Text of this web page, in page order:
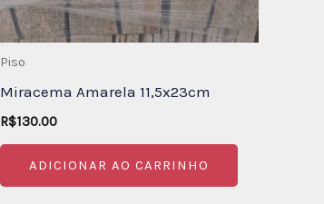
Piso
Miracema Amarela 11,5x23cm
R$130.00
ADICIONAR AO CARRINHO